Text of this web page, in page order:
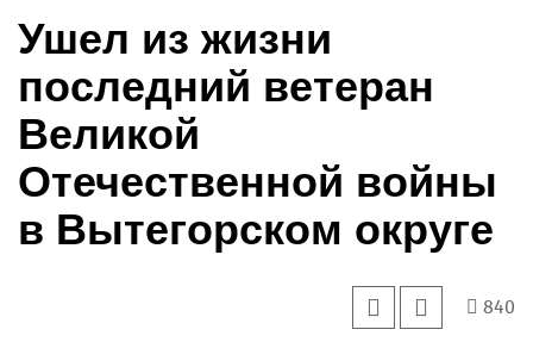
Ушел из жизни
последний ветеран
Великой
Отечественной войны
в Вытегорском округе
840